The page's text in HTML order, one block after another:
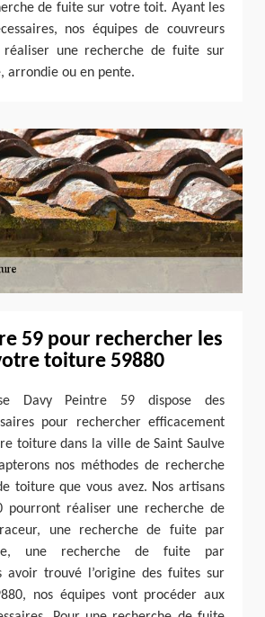
de fuite sur votre toit. Ayant les
nos équipes de couvreurs
réaliser une recherche de fuite sur
arrondie ou en pente.
59 pour rechercher les
toiture 59880
Davy Peintre 59 dispose des
pour rechercher efficacement
toiture dans la ville de Saint Saulve
nos méthodes de recherche
toiture que vous avez. Nos artisans
pourront réaliser une recherche de
une recherche de fuite par
une recherche de fuite par
avoir trouvé l’origine des fuites sur
nos équipes vont procéder aux